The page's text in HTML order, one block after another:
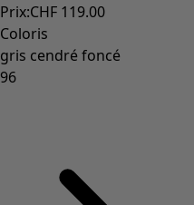
Prix:CHF 119.00
Coloris
gris cendré foncé
96